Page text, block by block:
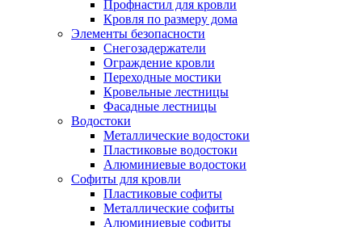
Профнастил для кровли
Кровля по размеру дома
Элементы безопасности
Снегозадержатели
Ограждение кровли
Переходные мостики
Кровельные лестницы
Фасадные лестницы
Водостоки
Металлические водостоки
Пластиковые водостоки
Алюминиевые водостоки
Софиты для кровли
Пластиковые софиты
Металлические софиты
Алюминиевые софиты